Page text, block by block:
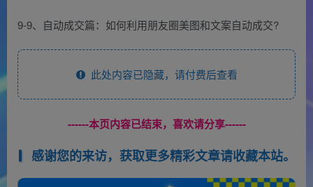
9-9、自动成交篇：如何利用朋友圈美图和文案自动成交?
此处内容已隐藏，请付费后查看
------本页内容已结束，喜欢请分享------
感谢您的来访，获取更多精彩文章请收藏本站。